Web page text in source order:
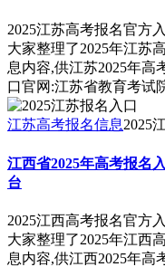
2025江苏高考报名官方
大家整理了2025年江苏
息内容,供江苏2025年高
口官网:江苏省教育考试
江苏高考报名信息2025
江西省2025年高考报名
台
2025江西高考报名官方
大家整理了2025年江西
息内容,供江西2025年高